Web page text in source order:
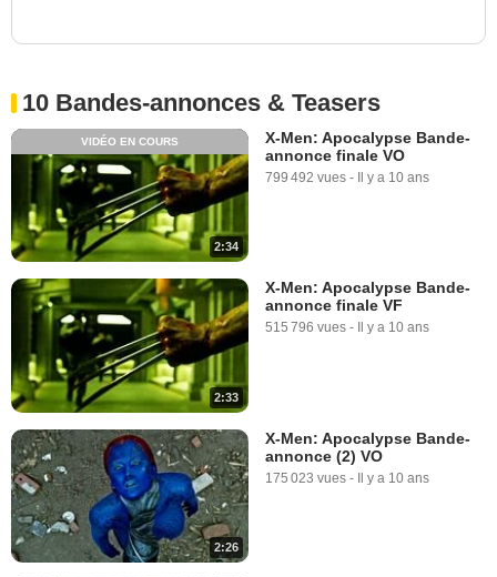
10 Bandes-annonces & Teasers
2:34
VIDÉO EN COURS
X-Men: Apocalypse Bande-
annonce finale VO
799 492 vues - Il y a 10 ans
2:33
X-Men: Apocalypse Bande-
annonce finale VF
515 796 vues - Il y a 10 ans
2:26
X-Men: Apocalypse Bande-
annonce (2) VO
175 023 vues - Il y a 10 ans